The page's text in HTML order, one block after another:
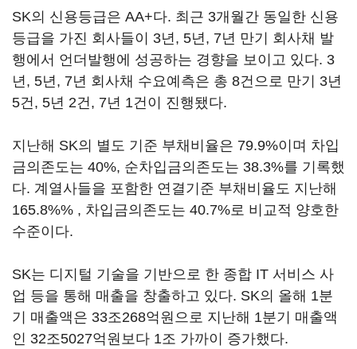
SK의 신용등급은 AA+다. 최근 3개월간 동일한 신용
등급을 가진 회사들이 3년, 5년, 7년 만기 회사채 발
행에서 언더발행에 성공하는 경향을 보이고 있다. 3
년, 5년, 7년 회사채 수요예측은 총 8건으로 만기 3년
5건, 5년 2건, 7년 1건이 진행됐다.
지난해 SK의 별도 기준 부채비율은 79.9%이며 차입
금의존도는 40%, 순차입금의존도는 38.3%를 기록했
다. 계열사들을 포함한 연결기준 부채비율도 지난해
165.8%% , 차입금의존도는 40.7%로 비교적 양호한
수준이다.
SK는 디지털 기술을 기반으로 한 종합 IT 서비스 사
업 등을 통해 매출을 창출하고 있다. SK의 올해 1분
기 매출액은 33조268억원으로 지난해 1분기 매출액
인 32조5027억원보다 1조 가까이 증가했다.